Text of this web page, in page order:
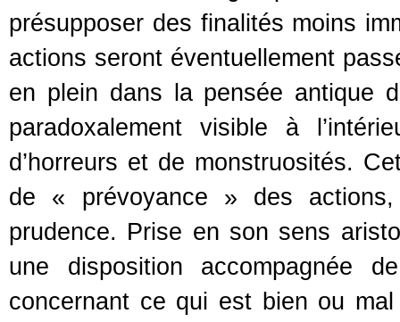
présupposer des finalités moins
actions seront éventuellement
en plein dans la pensée antique
paradoxalement visible à
d’horreurs et de monstruosités.
de « prévoyance » des
prudence. Prise en son sens
une disposition accompagnée
concernant ce qui est bien ou mal